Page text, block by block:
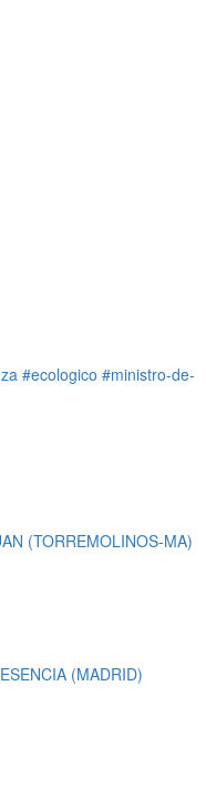
#ecologico #ministro-de-
(TORREMOLINOS-MA)
(MADRID)